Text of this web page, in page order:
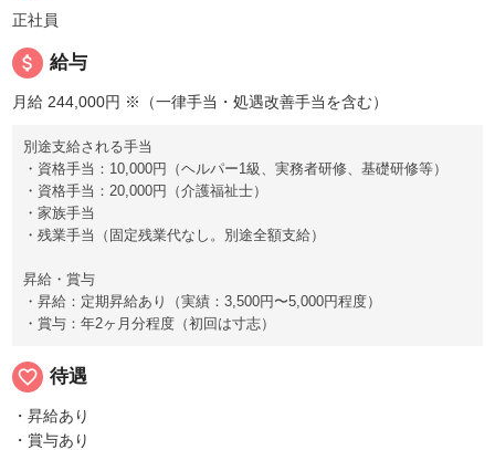
正社員
attach_money 給与
月給 244,000円 ※（一律手当・処遇改善手当を含む）
別途支給される手当
・資格手当：10,000円（ヘルパー1級、実務者研修、基礎研修等）
・資格手当：20,000円（介護福祉士）
・家族手当
・残業手当（固定残業代なし。別途全額支給）
昇給・賞与
・昇給：定期昇給あり（実績：3,500円〜5,000円程度）
・賞与：年2ヶ月分程度（初回は寸志）
favorite_border 待遇
・昇給あり
・賞与あり